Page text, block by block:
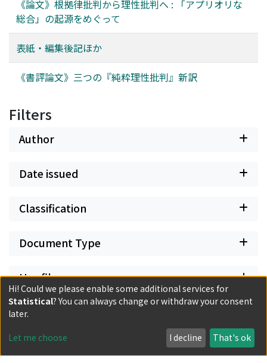
Anderen als Bedingung der Möglichkeit der Moral von
Schopenhauer behauptet. So ist der Gegenstand dieser
Abhandlung es, die Identität und Verschiedenheit
zwischen Selbst und den Anderen aufgrund des Willens
als Ding an sich mit der Kontext der Erklärung des
Mitleids zu rekonstruieren. Dadurch können wir die
Philosophie konsequent verstehen.
《論文》根拠律批判から理性批判へ : 「アプリオリな
総合」の起源をめぐって
表紙・編集後記ほか
《書評論文》三つの『純粋理性批判』新訳
Filters
Author
Date issued
Classification
Document Type
Has files
Powered by DSpace and JAIRO Crawler-List
All items in KURENAI are protected by original copyright,
Hi! Could we please enable some additional services for
Statistical? You can always change or withdraw your consent
later.
Let me choose I decline That's ok